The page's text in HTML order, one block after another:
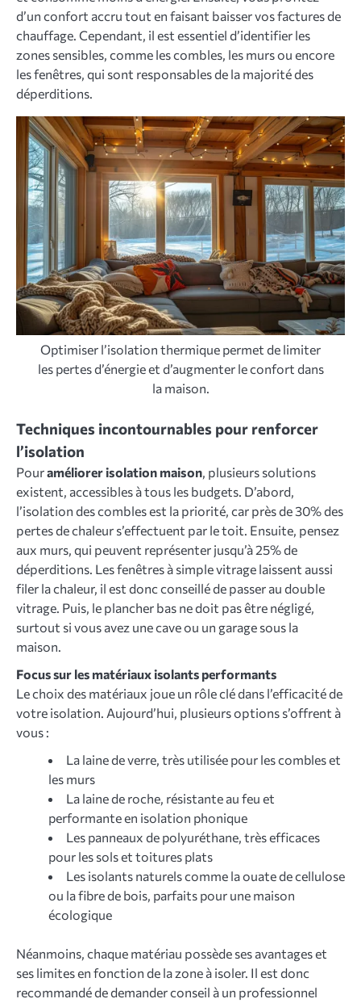
d’un confort accru tout en faisant baisser vos factures de
chauffage. Cependant, il est essentiel d’identifier les
zones sensibles, comme les combles, les murs ou encore
les fenêtres, qui sont responsables de la majorité des
déperditions.
Optimiser l’isolation thermique permet de limiter
les pertes d’énergie et d’augmenter le confort dans
la maison.
Techniques incontournables pour renforcer
l’isolation
Pouraméliorer isolation maison, plusieurs solutions
existent, accessibles à tous les budgets. D’abord,
l’isolation des combles est la priorité, car près de 30% des
pertes de chaleur s’effectuent par le toit. Ensuite, pensez
aux murs, qui peuvent représenter jusqu’à 25% de
déperditions. Les fenêtres à simple vitrage laissent aussi
filer la chaleur, il est donc conseillé de passer au double
vitrage. Puis, le plancher bas ne doit pas être négligé,
surtout si vous avez une cave ou un garage sous la
maison.
Focus sur les matériaux isolants performants
Le choix des matériaux joue un rôle clé dans l’efficacité de
votre isolation. Aujourd’hui, plusieurs options s’offrent à
vous :
La laine de verre, très utilisée pour les combles et
les murs
La laine de roche, résistante au feu et
performante en isolation phonique
Les panneaux de polyuréthane, très efficaces
pour les sols et toitures plats
Les isolants naturels comme la ouate de cellulose
ou la fibre de bois, parfaits pour une maison
écologique
Néanmoins, chaque matériau possède ses avantages et
ses limites en fonction de la zone à isoler. Il est donc
recommandé de demander conseil à un professionnel